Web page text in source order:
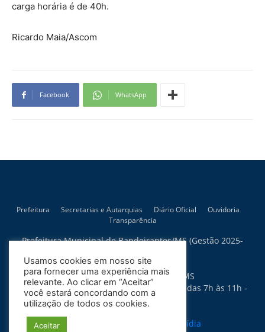
carga horária é de 40h.
Ricardo Maia/Ascom
Facebook WhatsApp
Prefeitura Secretarias e Autarquias Diário Oficial
Ouvidoria
Transparência
Prefeitura Municipal de Bandeirantes/MS (Gestão 2025-
Rua Artur Bernardes, 300
79.430-015 - Bandeirantes - MS
Horário de Atendimento: Segunda a Sexta das 7h às 11h -
13h às 17h
Soma Mídia
Usamos cookies em nosso site
para fornecer uma experiência mais
relevante. Ao clicar em “Aceitar”
você estará concordando com a
utilização de todos os cookies.
Aceitar